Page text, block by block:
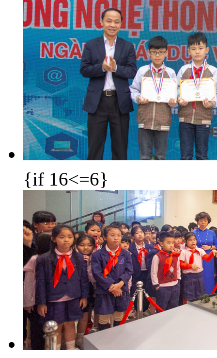
{if 16<=6}